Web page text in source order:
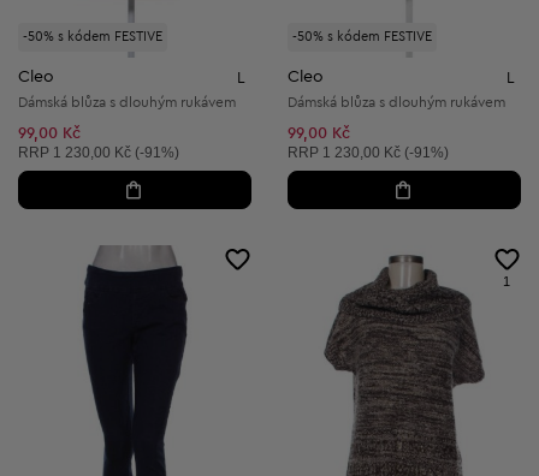
-50% s kódem FESTIVE
Cleo L
Dámská blůza s dlouhým rukávem
99,00 Kč
Doporučená cena:
RRP 1 230,00 Kč (-91%)
-50% s kódem FESTIVE
Cleo L
Dámská blůza s dlouhým rukávem
99,00 Kč
Doporučená cena:
RRP 1 230,00 Kč (-91%)
1